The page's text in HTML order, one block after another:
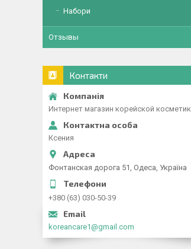
Набори
Отзывы
Контакти
Интернет магазин корейской
Ксения
Фонтанская дорога 51, Одеса, Україна
+380 (63) 030-50-39
koreancare1@gmail.com